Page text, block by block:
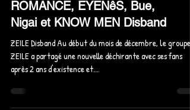
ZEILE , KYOKUTO
ROMANCE, EYENêS, Bue,
Nigai et KNOW MEN Disband
ZEILE Disband Au début du mois de décembre, le groupe
ZEILE a partagé une nouvelle déchirante avec ses fans
après 2 ans d'existence et...